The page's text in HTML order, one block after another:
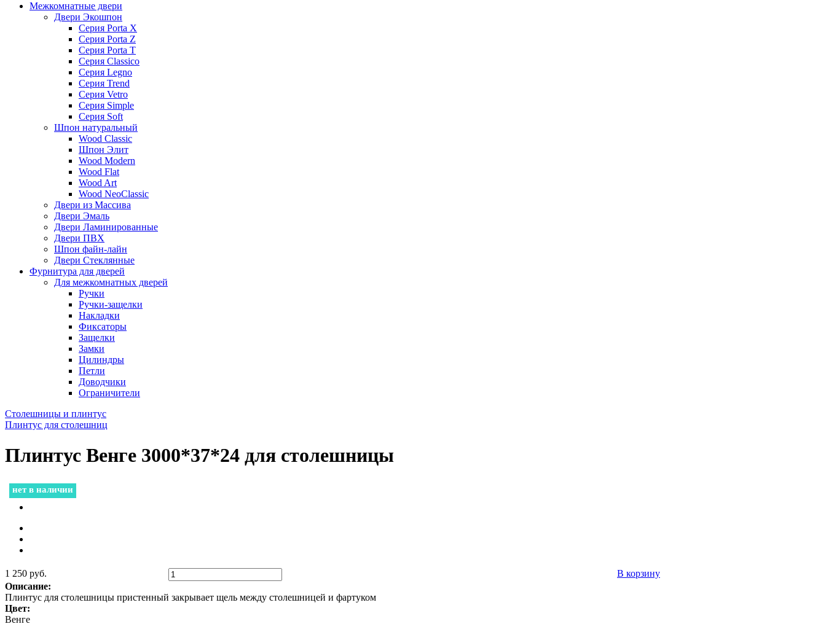
Межкомнатные двери
Двери Экошпон
Серия Porta X
Серия Porta Z
Серия Porta T
Серия Classico
Серия Legno
Серия Trend
Серия Vetro
Серия Simple
Серия Soft
Шпон натуральный
Wood Classic
Шпон Элит
Wood Modern
Wood Flat
Wood Art
Wood NeoClassic
Двери из Массива
Двери Эмаль
Двери Ламинированные
Двери ПВХ
Шпон файн-лайн
Двери Стеклянные
Фурнитура для дверей
Для межкомнатных дверей
Ручки
Ручки-защелки
Накладки
Фиксаторы
Защелки
Замки
Цилиндры
Петли
Доводчики
Ограничители
Столешницы и плинтус
Плинтус для столешниц
Плинтус Венге 3000*37*24 для столешницы
нет в наличии
1 250 руб.
В корзину
Описание:
Плинтус для столешницы пристенный закрывает щель между столешницей и фартуком
Цвет:
Венге